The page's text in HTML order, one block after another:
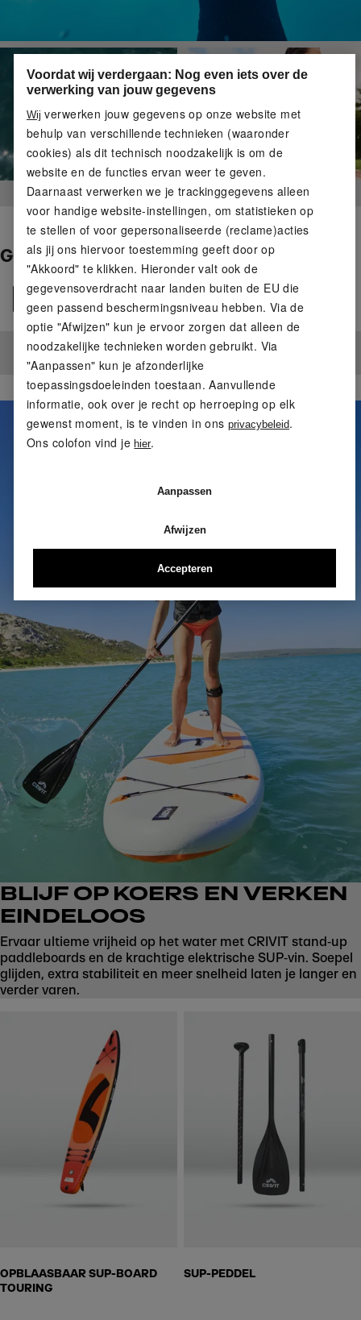
GOLVEN WACHTEN NIET
Alle
Geen producten gevonden.
BLIJF OP KOERS EN VERKEN
EINDELOOS
Ervaar ultieme vrijheid op het water met CRIVIT stand‑up
paddleboards en de krachtige elektrische SUP‑vin. Soepel
glijden, extra stabiliteit en meer snelheid laten je langer en
verder varen.
OPBLAASBAAR SUP-BOARD
TOURING
SUP-PEDDEL
Voordat wij verdergaan: Nog even iets over de
verwerking van jouw gegevens
Wij verwerken jouw gegevens op onze website met
behulp van verschillende technieken (waaronder
cookies) als dit technisch noodzakelijk is om de
website en de functies ervan weer te geven.
Daarnaast verwerken we je trackinggegevens alleen
voor handige website-instellingen, om statistieken op
te stellen of voor gepersonaliseerde (reclame)acties
als jij ons hiervoor toestemming geeft door op
"Akkoord" te klikken. Hieronder valt ook de
gegevensoverdracht naar landen buiten de EU die
geen passend beschermingsniveau hebben. Via de
optie "Afwijzen" kun je ervoor zorgen dat alleen de
noodzakelijke technieken worden gebruikt. Via
"Aanpassen" kun je afzonderlijke
toepassingsdoeleinden toestaan. Aanvullende
informatie, ook over je recht op herroeping op elk
gewenst moment, is te vinden in onsprivacybeleid.
Ons colofon vind je hier.
Aanpassen
Afwijzen
Accepteren